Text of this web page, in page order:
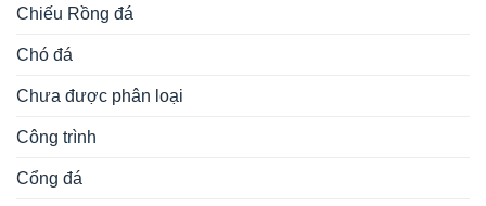
Chiếu Rồng đá
Chó đá
Chưa được phân loại
Công trình
Cổng đá